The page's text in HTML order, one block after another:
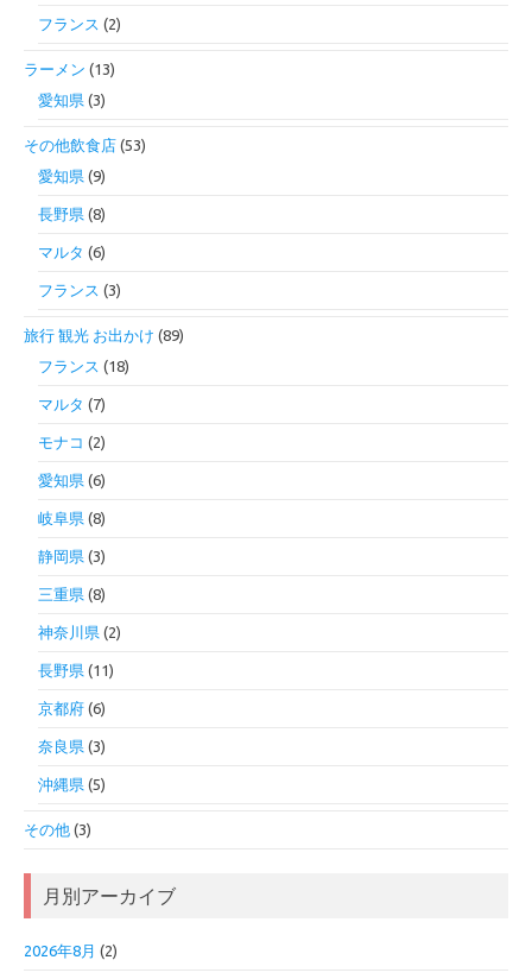
フランス (2)
ラーメン (13)
愛知県 (3)
その他飲食店 (53)
愛知県 (9)
長野県 (8)
マルタ (6)
フランス (3)
旅行 観光 お出かけ (89)
フランス (18)
マルタ (7)
モナコ (2)
愛知県 (6)
岐阜県 (8)
静岡県 (3)
三重県 (8)
神奈川県 (2)
長野県 (11)
京都府 (6)
奈良県 (3)
沖縄県 (5)
その他 (3)
月別アーカイブ
2026年8月 (2)